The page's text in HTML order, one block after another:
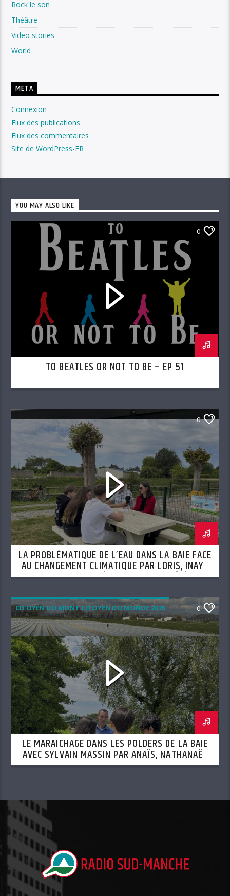
Rock le son
Théâtre
Video stories
World
MÉTA
Connexion
Flux des publications
Flux des commentaires
Site de WordPress-FR
YOU MAY ALSO LIKE
0
TO BEATLES OR NOT TO BE – EP 51
0
LA PROBLÉMATIQUE DE L’EAU DANS LA BAIE FACE
AU CHANGEMENT CLIMATIQUE PAR LORIS, INAYA
ET LYSSANDRE (SEMAINE DU 6 AOÛT)
CITOYEN DU MONT CITOYEN DU MONDE 2025 0
LE MARAICHAGE DANS LES POLDERS DE LA BAIE
AVEC SYLVAIN MASSIN PAR ANAÏS, NATHANAËL
ET MOHAMED (SEMAINE DU 13 AOÛT)